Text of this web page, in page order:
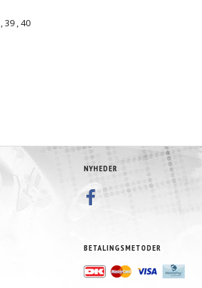
,39 ,40
NYHEDER
BETALINGSMETODER